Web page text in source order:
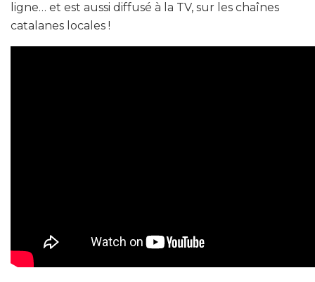
ligne… et est aussi diffusé à la TV, sur les chaînes
catalanes locales !